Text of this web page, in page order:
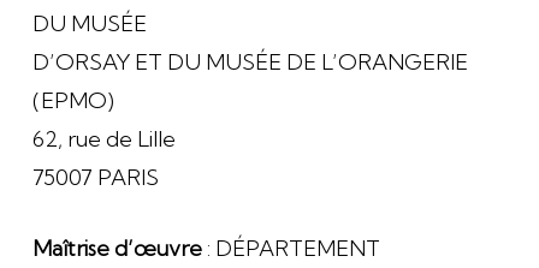
DU MUSÉE
D’ORSAY ET DU MUSÉE DE L’ORANGERIE
(EPMO)
62, rue de Lille
75007 PARIS
Maîtrise d’œuvre: DÉPARTEMENT